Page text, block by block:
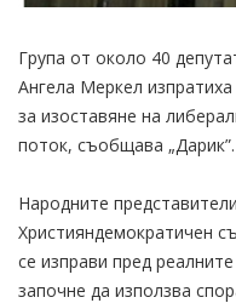
Група от около 40
Ангела Меркел
за изоставяне на
поток, съобщава „Дарик”.
Народните
Християндемократичен
се изправи пред
започне да използва